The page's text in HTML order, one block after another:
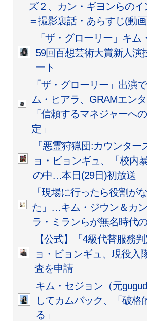
ズ２、カン・ギヨンらのイ
＝撮影裏話・あらすじ(動
「ザ・グローリー」キム
59回百想芸術大賞新人演
ート
「ザ・グローリー」出演
ム・ヒアラ、GRAMエン
「信頼するマネジャーへ
定」
「悪霊狩猟団:カウンター
ョ・ビョンギュ、「校内
の中…本日(29日)初放送
「現場に行ったら役割が
た」…キム・ジウン＆カ
ラ・ミランらが無名時代
【公式】「4級代替服務
ョ・ビョンギュ、現役入
査を申請
キム・セジョン（元
してカムバック、「破格
る」